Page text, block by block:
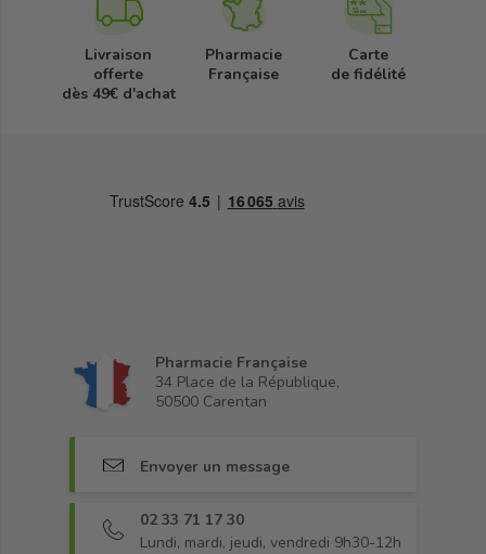
Livraison
offerte
dès 49€ d'achat
Pharmacie
Française
Carte
de fidélité
Pharmacie Française
34 Place de la République,
50500 Carentan
Envoyer un message
02 33 71 17 30
Lundi, mardi, jeudi, vendredi 9h30-12h